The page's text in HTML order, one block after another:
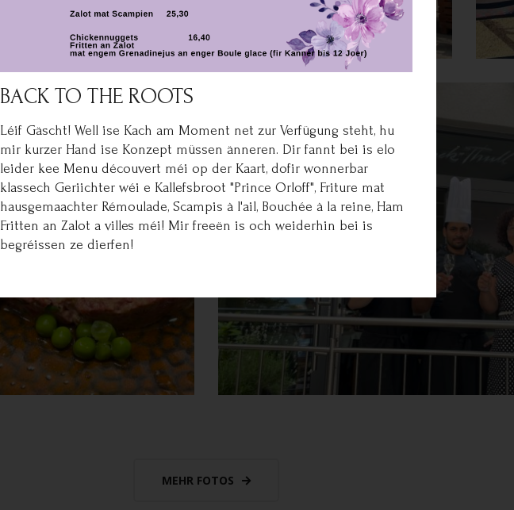
BACK TO THE ROOTS
Léif Gäscht! Well ise Kach am Moment net zur Verfügung steht, hu
mir kurzer Hand ise Konzept müssen änneren. Dir fannt bei is elo
leider kee Menu découvert méi op der Kaart, dofir wonnerbar
klassech Geriichter wéi e Kallefsbroot "Prince Orloff", Friture mat
hausgemaachter Rémoulade, Scampis à l'ail, Bouchée à la reine, Ham
Fritten an Zalot a villes méi! Mir freeën is och weiderhin bei is
begréissen ze dierfen!
MEHR FOTOS